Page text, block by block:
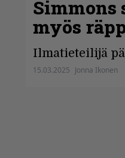
Simmons
myös
Ilmatieteilijä
15.03.2025 Jonna Ikonen